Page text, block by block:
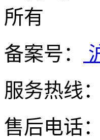
所有
备案号：
服务热线
售后电话